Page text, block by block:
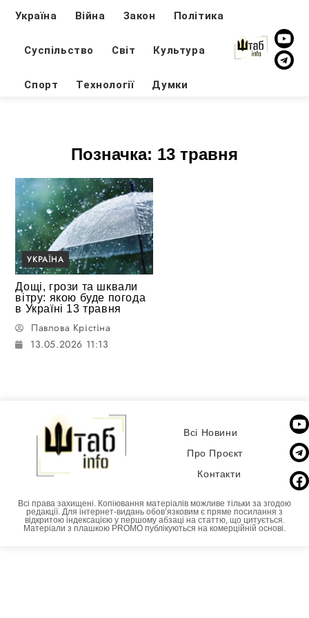
Україна Війна Закон Політика
Суспільство Світ Культура
Спорт Технології Думки
Позначка: 13 травня
УКРАЇНА
Дощі, грози та шквали
вітру: якою буде погода
в Україні 13 травня
Павлова Крістіна
13.05.2026 11:13
Всі Новини
Про Проєкт
Контакти
Всі права захищені. Копіювання матеріалів можливе тільки за згодою
редакції. Для інтернет-видань обовʼязковим є пряме посилання з
відкритою індексацією у першому абзаці на статтю, що цитується.
Матеріали з плашкою PROMO публікуються на комерційній основі.